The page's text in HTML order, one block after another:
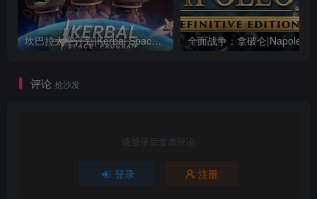
坎巴拉太空计划|Kerbal Space Program|1.12.5.3190|整合全DLC
评论 抢沙发
请登录后发表评论
登录 注册